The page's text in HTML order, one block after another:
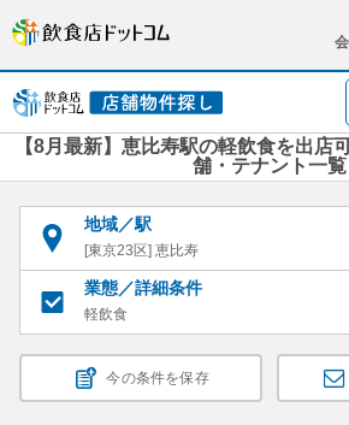
【8月最新】恵比寿駅の軽飲食を出店
舗・テナント一覧
地域／駅
[東京23区] 恵比寿
業態／詳細条件
軽飲食
今の条件を保存